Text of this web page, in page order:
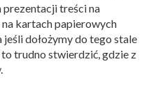
prezentacji treści na
kartach papierowych
jeśli dołożymy do tego stale
trudno stwierdzić, gdzie z